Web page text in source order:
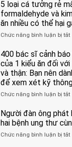
5 loại cá tưởng rẻ
formaldehyde và
ăn nhiều có thể hại
Chức năng bình luận bị tắtở
400 bác sĩ cảnh
của 1 kiểu ăn đối
và thận: Bạn nên
để xem xét kỹ
Chức năng bình luận bị tắtở
Người đàn ông phát
hai bệnh ung thư
Chức năng bình luận bị tắtở